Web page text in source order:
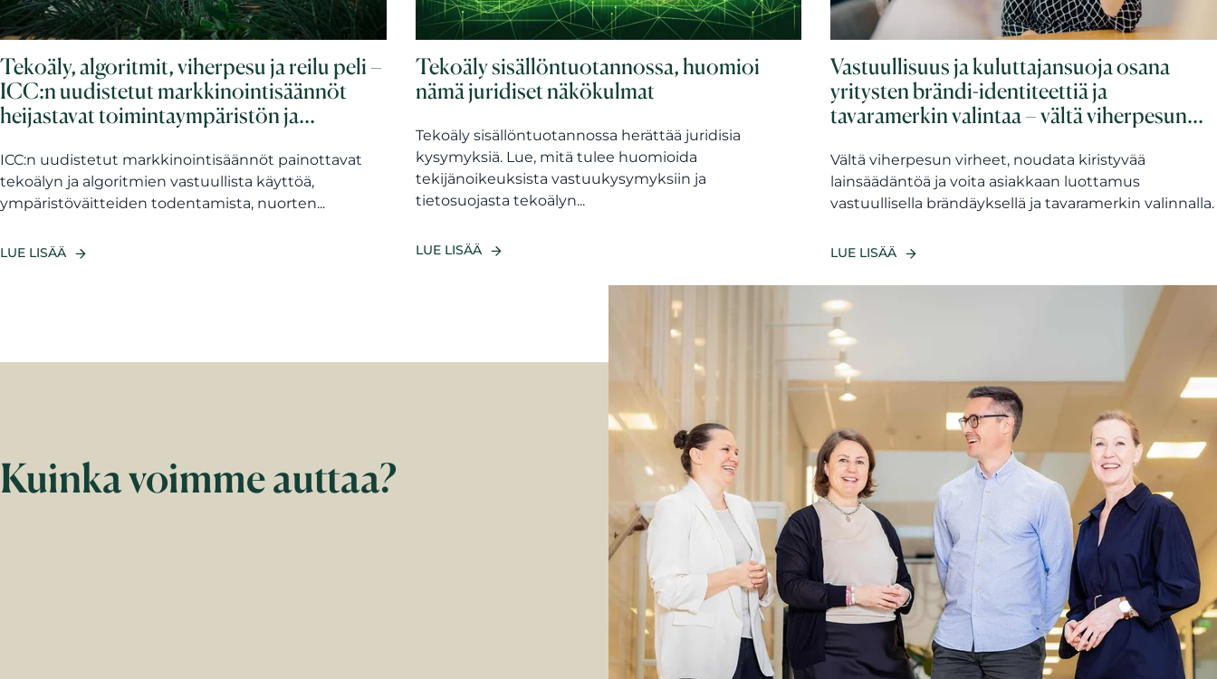
Tekoäly, algoritmit, viherpesu ja reilu peli –
ICC:n uudistetut markkinointisäännöt
heijastavat toimintaympäristön ja
ICC:n uudistetut markkinointisäännöt painottavat
tekoälyn ja algoritmien vastuullista käyttöä,
ympäristöväitteiden todentamista, nuorten...
LUE LISÄÄ
Tekoäly sisällöntuotannossa, huomioi
nämä juridiset näkökulmat
Tekoäly sisällöntuotannossa herättää juridisia
kysymyksiä. Lue, mitä tulee huomioida
tekijänoikeuksista vastuukysymyksiin ja
tietosuojasta tekoälyn...
LUE LISÄÄ
Vastuullisuus ja kuluttajansuoja osana
yritysten brändi-identiteettiä ja
tavaramerkin valintaa – vältä viherpesun
Vältä viherpesun virheet, noudata kiristyvää
lainsäädäntöä ja voita asiakkaan luottamus
vastuullisella brändäyksellä ja tavaramerkin valinnalla.
LUE LISÄÄ
Kuinka voimme auttaa?